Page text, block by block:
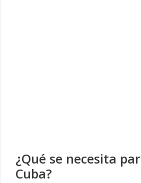
¿Qué se necesita
Cuba?